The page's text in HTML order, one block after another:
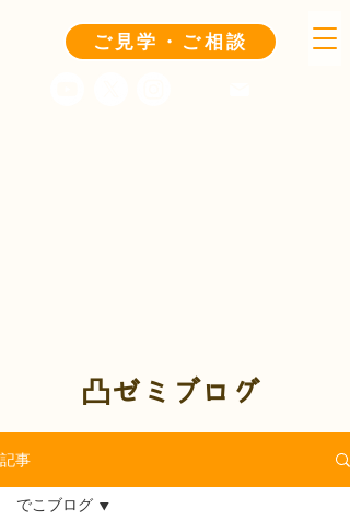
ご見学・ご相談
凸ゼミブログ
記事
でこブログ